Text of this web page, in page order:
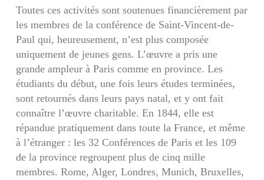
Toutes ces activités sont soutenues financièrement par
les membres de la conférence de Saint-Vincent-de-
Paul qui, heureusement, n’est plus composée
uniquement de jeunes gens. L’œuvre a pris une
grande ampleur à Paris comme en province. Les
étudiants du début, une fois leurs études terminées,
sont retournés dans leurs pays natal, et y ont fait
connaître l’œuvre charitable. En 1844, elle est
répandue pratiquement dans toute la France, et même
à l’étranger : les 32 Conférences de Paris et les 109
de la province regroupent plus de cinq mille
membres. Rome, Alger, Londres, Munich, Bruxelles,